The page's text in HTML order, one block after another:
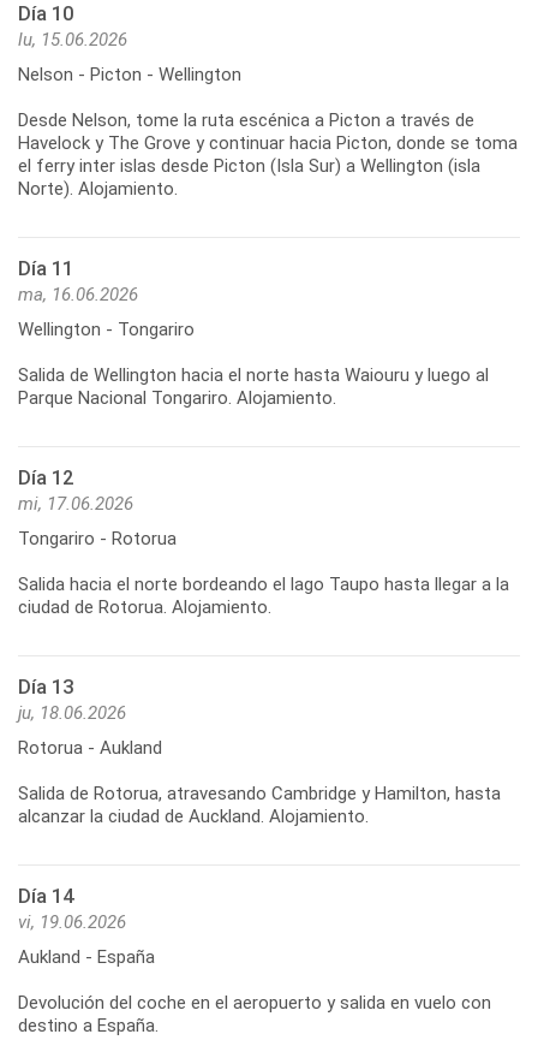
Día 10
lu, 15.06.2026
Nelson - Picton - Wellington
Desde Nelson, tome la ruta escénica a Picton a través de
Havelock y The Grove y continuar hacia Picton, donde se toma
el ferry inter islas desde Picton (Isla Sur) a Wellington (isla
Día 11
ma, 16.06.2026
Wellington - Tongariro
Salida de Wellington hacia el norte hasta Waiouru y luego al
Día 12
mi, 17.06.2026
Tongariro - Rotorua
Salida hacia el norte bordeando el lago Taupo hasta llegar a la
Día 13
ju, 18.06.2026
Rotorua - Aukland
Salida de Rotorua, atravesando Cambridge y Hamilton, hasta
Día 14
vi, 19.06.2026
Aukland - España
Devolución del coche en el aeropuerto y salida en vuelo con